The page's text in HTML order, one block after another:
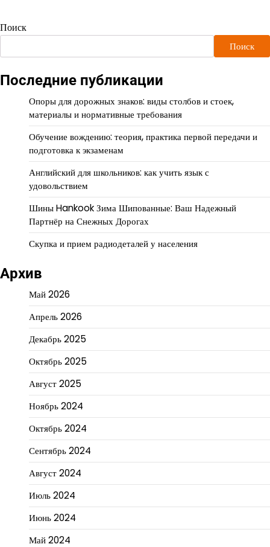
Поиск
Поиск
Последние публикации
Опоры для дорожных знаков: виды столбов и стоек,
материалы и нормативные требования
Обучение вождению: теория, практика первой передачи и
подготовка к экзаменам
Английский для школьников: как учить язык с
удовольствием
Шины Hankook Зима Шипованные: Ваш Надежный
Партнёр на Снежных Дорогах
Скупка и прием радиодеталей у населения
Архив
Май 2026
Апрель 2026
Декабрь 2025
Октябрь 2025
Август 2025
Ноябрь 2024
Октябрь 2024
Сентябрь 2024
Август 2024
Июль 2024
Июнь 2024
Май 2024